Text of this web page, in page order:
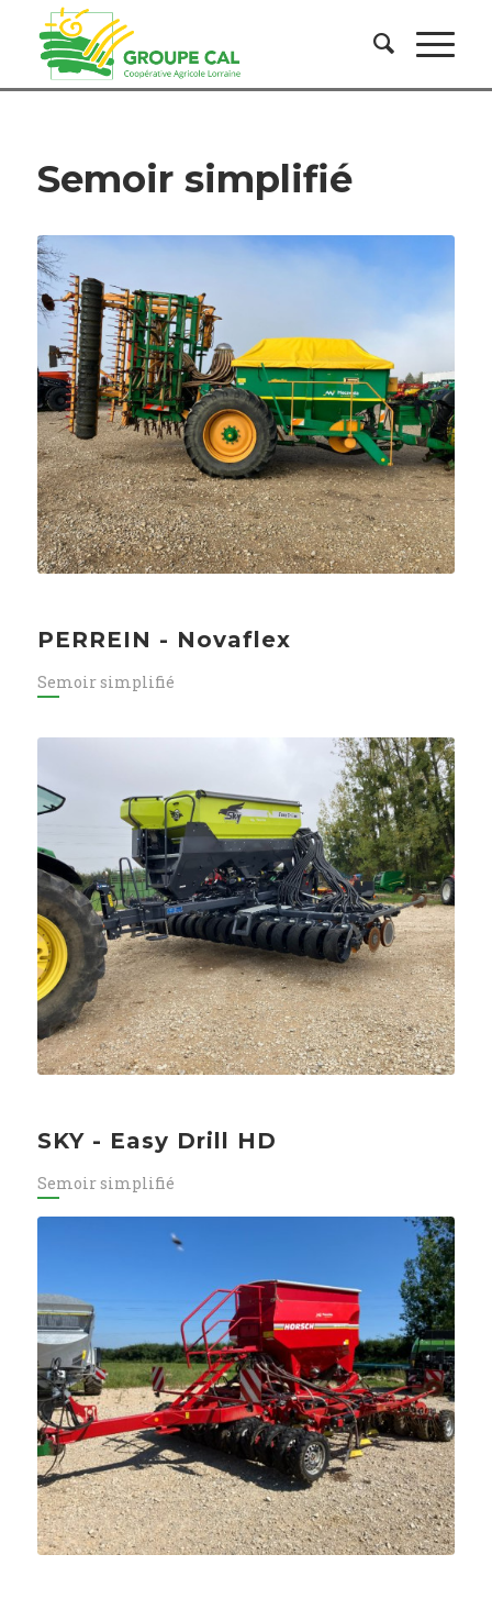
Semoir simplifié
PERREIN - Novaflex
Semoir simplifié
SKY - Easy Drill HD
Semoir simplifié